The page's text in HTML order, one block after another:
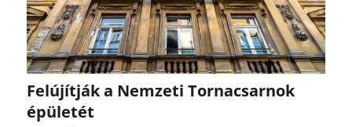
Felújítják a Nemzeti Tornacsarnok
épületét